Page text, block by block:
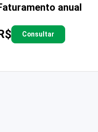
anual
Consultar